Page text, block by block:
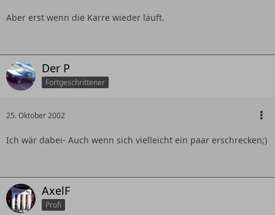
Aber erst wenn die Karre wieder läuft.
Der P
Fortgeschrittener
25. Oktober 2002
Ich wär dabei- Auch wenn sich vielleicht ein paar erschrecken;)
AxelF
Profi